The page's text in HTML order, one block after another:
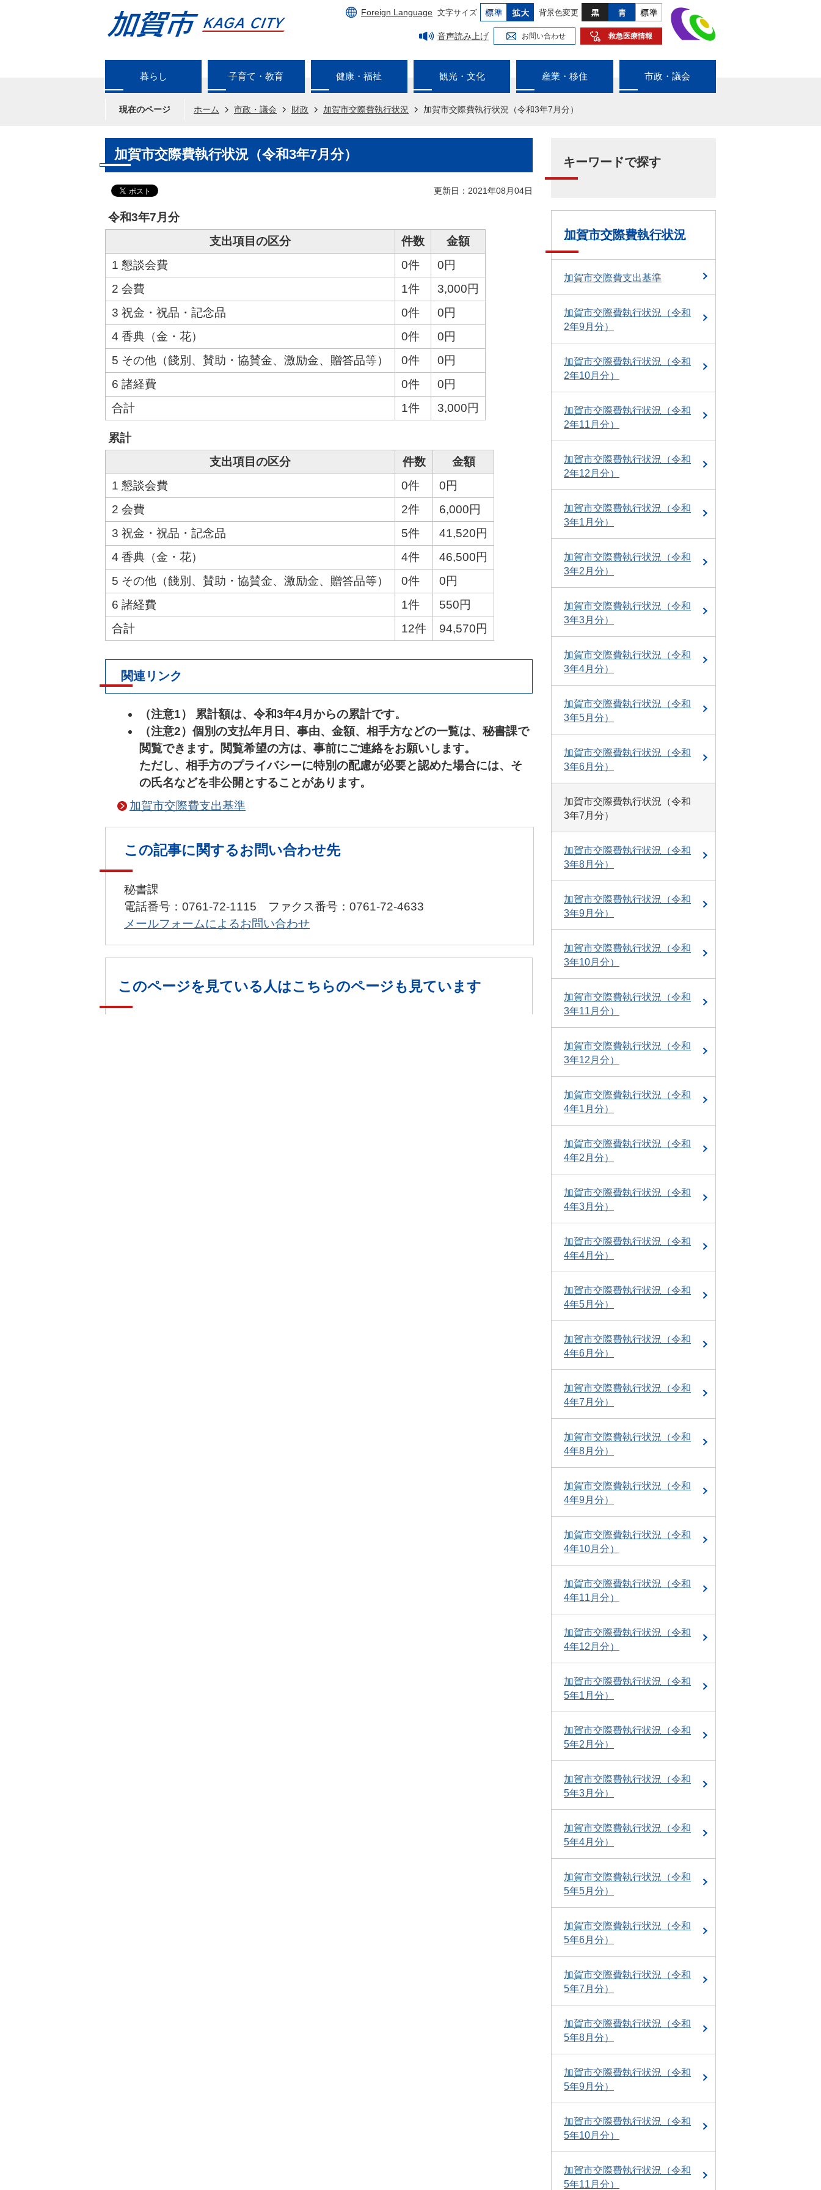
Foreign Language 文字サイズ 背景色変更
音声読み上げ お問い合わせ 救急医療情報
暮らし 子育て・教育 健康・福祉 観光・文化 産業・移住 市政・議会
現在のページ ホーム 市政・議会 財政 加賀市交際費執行状況 加賀市交際費執行状況（令和3年7月分）
加賀市交際費執行状況（令和3年7月分）
更新日：2021年08月04日
令和3年7月分
支出項目の区分
件数
金額
1 懇談会費
0件
0円
2 会費
1件
3,000円
3 祝金・祝品・記念品
0件
0円
4 香典（金・花）
0件
0円
5 その他（餞別、賛助・協賛金、激励金、贈答品等）
0件
0円
6 諸経費
0件
0円
合計
1件 3,000円
累計
支出項目の区分
件数
金額
1 懇談会費
0件
0円
2 会費
2件
6,000円
3 祝金・祝品・記念品
5件
41,520円
4 香典（金・花）
4件
46,500円
5 その他（餞別、賛助・協賛金、激励金、贈答品等）
0件
0円
6 諸経費
1件
550円
合計
12件 94,570円
関連リンク
（注意1） 累計額は、令和3年4月からの累計です。
（注意2）個別の支払年月日、事由、金額、相手方などの一覧は、秘書課で
閲覧できます。閲覧希望の方は、事前にご連絡をお願いします。
ただし、相手方のプライバシーに特別の配慮が必要と認めた場合には、そ
の氏名などを非公開とすることがあります。
加賀市交際費支出基準
この記事に関するお問い合わせ先
秘書課
電話番号：0761-72-1115 ファクス番号：0761-72-4633
メールフォームによるお問い合わせ
このページを見ている人はこちらのページも見ています
キーワードで探す
加賀市交際費執行状況
加賀市交際費支出基準
加賀市交際費執行状況（令和
2年9月分）
加賀市交際費執行状況（令和
2年10月分）
加賀市交際費執行状況（令和
2年11月分）
加賀市交際費執行状況（令和
2年12月分）
加賀市交際費執行状況（令和
3年1月分）
加賀市交際費執行状況（令和
3年2月分）
加賀市交際費執行状況（令和
3年3月分）
加賀市交際費執行状況（令和
3年4月分）
加賀市交際費執行状況（令和
3年5月分）
加賀市交際費執行状況（令和
3年6月分）
加賀市交際費執行状況（令和
3年7月分）
加賀市交際費執行状況（令和
3年8月分）
加賀市交際費執行状況（令和
3年9月分）
加賀市交際費執行状況（令和
3年10月分）
加賀市交際費執行状況（令和
3年11月分）
加賀市交際費執行状況（令和
3年12月分）
加賀市交際費執行状況（令和
4年1月分）
加賀市交際費執行状況（令和
4年2月分）
加賀市交際費執行状況（令和
4年3月分）
加賀市交際費執行状況（令和
4年4月分）
加賀市交際費執行状況（令和
4年5月分）
加賀市交際費執行状況（令和
4年6月分）
加賀市交際費執行状況（令和
4年7月分）
加賀市交際費執行状況（令和
4年8月分）
加賀市交際費執行状況（令和
4年9月分）
加賀市交際費執行状況（令和
4年10月分）
加賀市交際費執行状況（令和
4年11月分）
加賀市交際費執行状況（令和
4年12月分）
加賀市交際費執行状況（令和
5年1月分）
加賀市交際費執行状況（令和
5年2月分）
加賀市交際費執行状況（令和
5年3月分）
加賀市交際費執行状況（令和
5年4月分）
加賀市交際費執行状況（令和
5年5月分）
加賀市交際費執行状況（令和
5年6月分）
加賀市交際費執行状況（令和
5年7月分）
加賀市交際費執行状況（令和
5年8月分）
加賀市交際費執行状況（令和
5年9月分）
加賀市交際費執行状況（令和
5年10月分）
加賀市交際費執行状況（令和
5年11月分）